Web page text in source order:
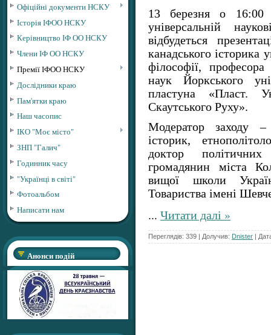
Офіційні документи НСКУ
Історія ІФОО НСКУ
Керівництво ІФ ОО НСКУ
Члени ІФ ОО НСКУ
Премії ІФОО НСКУ
Дослідники краю
Пам'ятки краю
Наш часопис
ІКО "Моє місто"
ЗНП "Галич"
Годинник часу
"Українці в світі"
Фотоальбом
Написати нам
Анонси подій
13 березня о 16:00
універсальній
відбудеться
канадського історика
філософії,
наук Йоркського
пластуна «Пласт.
Скаутського Руху».
Модератор заходу –
історик,
доктор
громадянин міста
вищої школи
Товариства імені
... Читати далі »
Переглядів: 339 | Долучив: Dnister |